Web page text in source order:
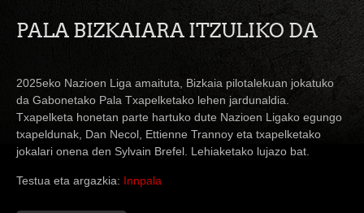
PALA BIZKAIARA ITZULIKO DA
2025eko Nazioen Liga amaituta, Bizkaia pilotalekuan jokatuko
da Gabonetako Pala Txapelketako lehen jardunaldia.
Txapelketa honetan parte hartuko dute Nazioen Ligako egungo
txapeldunak, Dan Necol, Ettienne Trannoy eta txapelketako
jokalari onena den Sylvain Brefel. Lehiaketako lujazo bat.
Testua eta argazkia: Innpala